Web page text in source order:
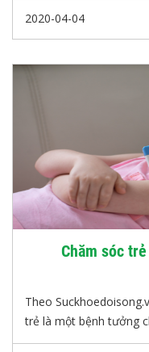
2020-04-04
Chăm sóc
Theo
trẻ là một bệnh tưởng